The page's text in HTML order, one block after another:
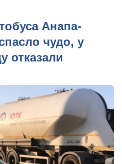
Анапа-
чудо, у
отказали